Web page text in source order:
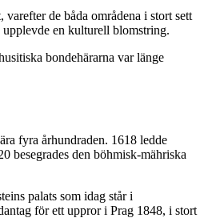
de båda områdena i stort sett
en kulturell blomstring.
bondehärarna var länge
fyra århundraden. 1618 ledde
besegrades den böhmisk-mähriska
palats som idag står i
för ett uppror i Prag 1848, i stort